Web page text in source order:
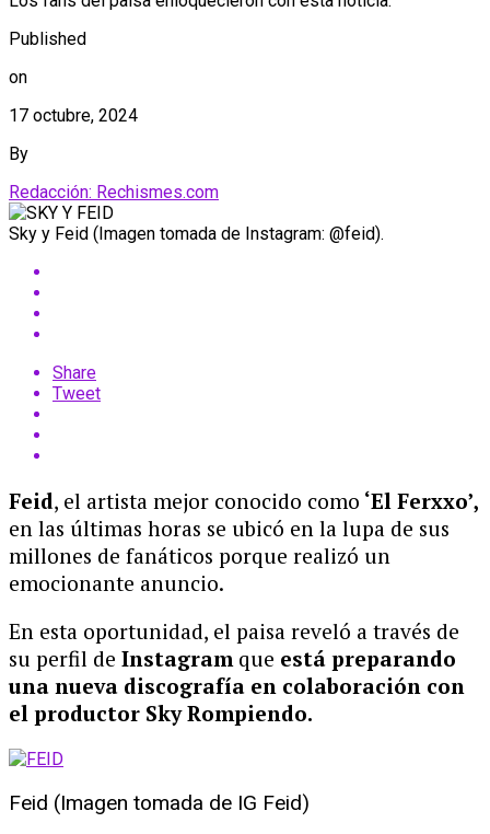
Published
on
17 octubre, 2024
By
Redacción: Rechismes.com
Sky y Feid (Imagen tomada de Instagram: @feid).
Share
Tweet
Feid, el artista mejor conocido como ‘El Ferxxo’,
en las últimas horas se ubicó en la lupa de sus
millones de fanáticos porque realizó un
emocionante anuncio.
En esta oportunidad, el paisa reveló a través de
su perfil de Instagramque está preparando
una nueva discografía en colaboración con
el productor Sky Rompiendo.
Feid (Imagen tomada de IG Feid)